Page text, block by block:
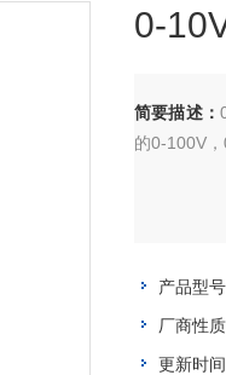
0-
简要描述：
的0-100V
产品型号
厂商性质
更新时间